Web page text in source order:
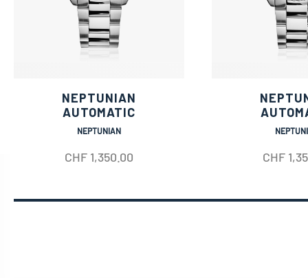
NEPTUNIAN
AUTOMATIC
NEPTUNIAN
CHF 1,350.00 CHF